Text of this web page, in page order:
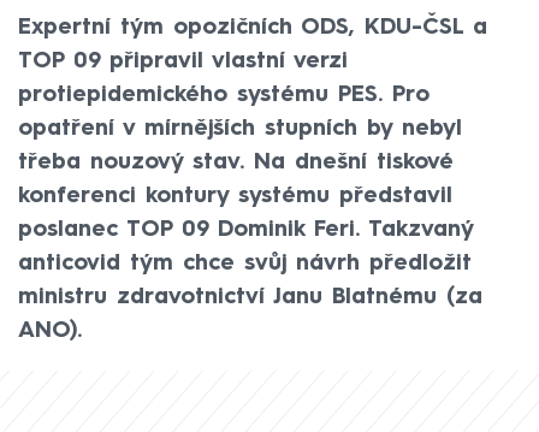
Expertní tým opozičních ODS, KDU-ČSL a
TOP 09 připravil vlastní verzi
protiepidemického systému PES. Pro
opatření v mírnějších stupních by nebyl
třeba nouzový stav. Na dnešní tiskové
konferenci kontury systému představil
poslanec TOP 09 Dominik Feri. Takzvaný
anticovid tým chce svůj návrh předložit
ministru zdravotnictví Janu Blatnému (za
ANO).